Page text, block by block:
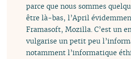
parce que nous sommes
être là-bas, l’April
Framasoft, Mozilla. C’est un
vulgarise un petit peu
notamment l’informatique